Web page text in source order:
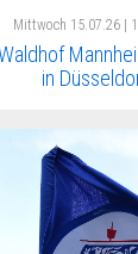
Mittwoch 15.07.26 |
in